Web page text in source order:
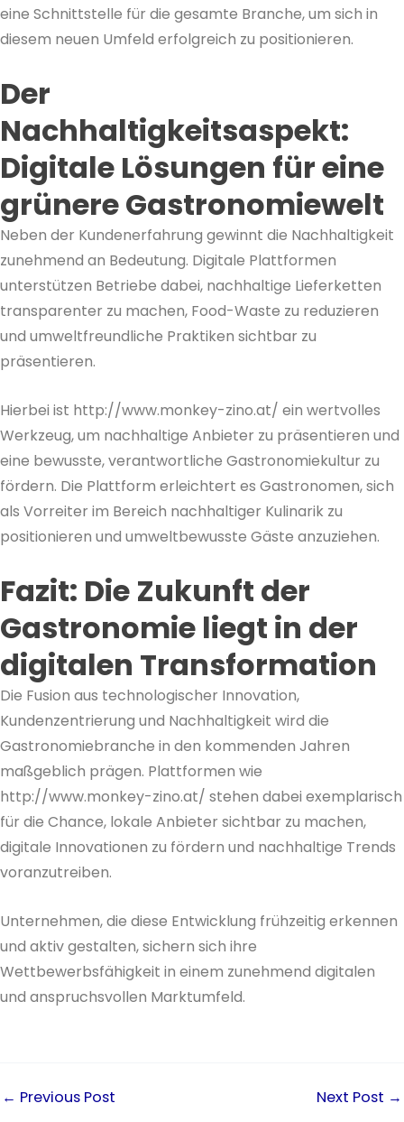
eine Schnittstelle für die gesamte Branche, um sich in
diesem neuen Umfeld erfolgreich zu positionieren.
Der
Nachhaltigkeitsaspekt:
Digitale Lösungen für eine
grünere Gastronomiewelt
Neben der Kundenerfahrung gewinnt die Nachhaltigkeit
zunehmend an Bedeutung. Digitale Plattformen
unterstützen Betriebe dabei, nachhaltige Lieferketten
transparenter zu machen, Food-Waste zu reduzieren
und umweltfreundliche Praktiken sichtbar zu
präsentieren.
Hierbei ist http://www.monkey-zino.at/ ein wertvolles
Werkzeug, um nachhaltige Anbieter zu präsentieren und
eine bewusste, verantwortliche Gastronomiekultur zu
fördern. Die Plattform erleichtert es Gastronomen, sich
als Vorreiter im Bereich nachhaltiger Kulinarik zu
positionieren und umweltbewusste Gäste anzuziehen.
Fazit: Die Zukunft der
Gastronomie liegt in der
digitalen Transformation
Die Fusion aus technologischer Innovation,
Kundenzentrierung und Nachhaltigkeit wird die
Gastronomiebranche in den kommenden Jahren
maßgeblich prägen. Plattformen wie
http://www.monkey-zino.at/ stehen dabei exemplarisch
für die Chance, lokale Anbieter sichtbar zu machen,
digitale Innovationen zu fördern und nachhaltige Trends
voranzutreiben.
Unternehmen, die diese Entwicklung frühzeitig erkennen
und aktiv gestalten, sichern sich ihre
Wettbewerbsfähigkeit in einem zunehmend digitalen
und anspruchsvollen Marktumfeld.
← Previous Post Next Post →